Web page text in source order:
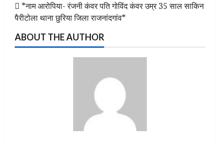
 *नाम आरोपिया- रंजनी कंवर पति गोविंद कंवर उम्र 35 साल साकिन
पैरीटोला थाना छुरिया जिला राजनांदगांव*
ABOUT THE AUTHOR